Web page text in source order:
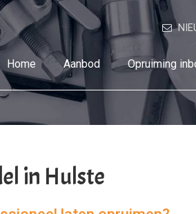
Home Aanbod Opruiming
in Hulste